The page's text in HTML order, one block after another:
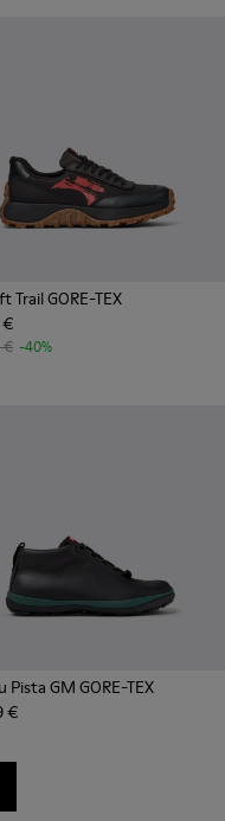
Trail GORE-TEX
€
€ -40%
Pista GM GORE-TEX
€